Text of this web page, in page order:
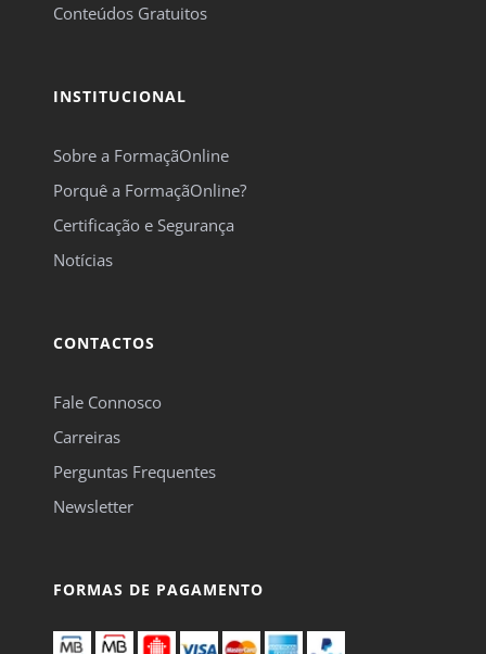
Conteúdos Gratuitos
INSTITUCIONAL
Sobre a FormaçãOnline
Porquê a FormaçãOnline?
Certificação e Segurança
Notícias
CONTACTOS
Fale Connosco
Carreiras
Perguntas Frequentes
Newsletter
FORMAS DE PAGAMENTO